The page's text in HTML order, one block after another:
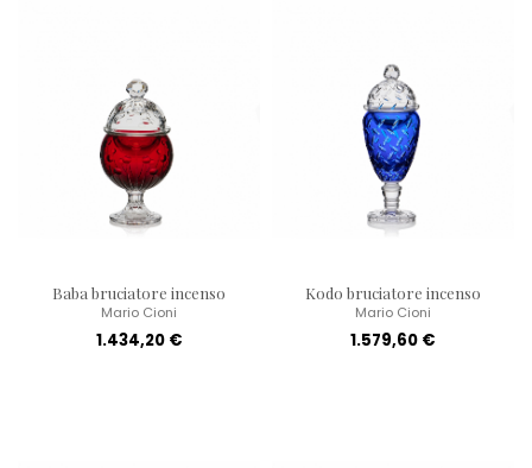
Baba bruciatore incenso
Mario Cioni
1.434,20 €
Kodo bruciatore incenso
Mario Cioni
1.579,60 €